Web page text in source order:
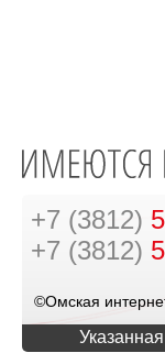
+7 (3812)
+7 (3812)
©Омская